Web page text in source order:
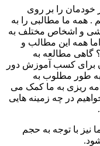
خودمان را بر روی
. همه ما مطالبی را به
و اشخاص مختلف به
همه این مطالب و
گاهی مطالعه به
برای کسب آموزش دور
به طور مطلوب به
ریزی به ما کمک می
در چه زمینه هایی
نیز با توجه به حجم